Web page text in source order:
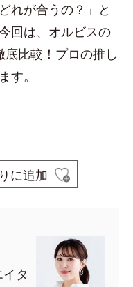
れが合うの？」と
回は、オルビスの
比較！プロの推し
す。
に追加
タ